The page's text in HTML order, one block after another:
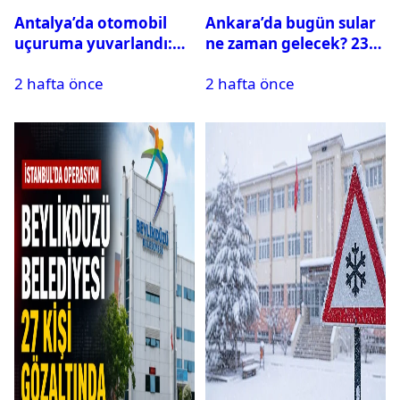
Antalya’da otomobil
uçuruma yuvarlandı:
var
2 hafta önce
Ankara’da bugün sular
ne zaman gelecek? 23
su kesintisi sorgulama
2 hafta önce